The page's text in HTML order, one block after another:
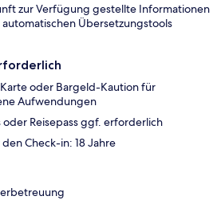
zur Verfügung gestellte Informationen
Übersetzungstools
oder Bargeld-Kaution für
Aufwendungen
oder Reisepass ggf. erforderlich
Check-in: 18 Jahre